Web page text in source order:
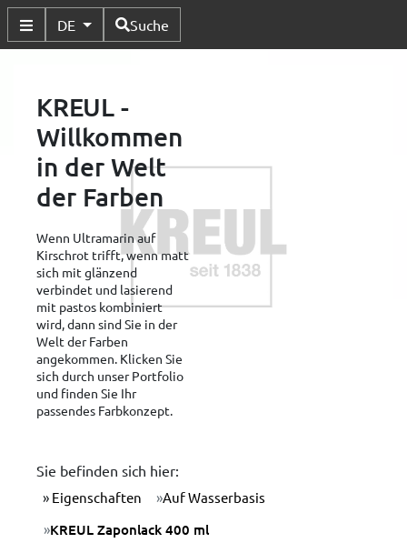
Untermenü Umschalten
DE Verfügbare Sprachen
Suche
KREUL -
Willkommen
in der Welt
der Farben
Wenn Ultramarin auf
Kirschrot trifft, wenn matt
sich mit glänzend
verbindet und lasierend
mit pastos kombiniert
wird, dann sind Sie in der
Welt der Farben
angekommen. Klicken Sie
sich durch unser Portfolio
und finden Sie Ihr
passendes Farbkonzept.
Sie befinden sich hier:
Eigenschaften Auf Wasserbasis
KREUL Zaponlack 400 ml